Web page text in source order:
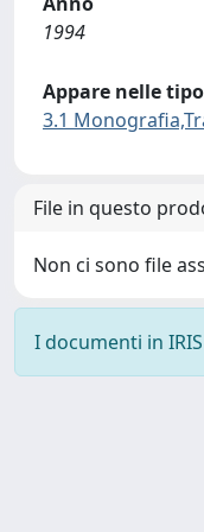
1994
Appare nelle
3.1
File in questo
Non ci sono file
I documenti in